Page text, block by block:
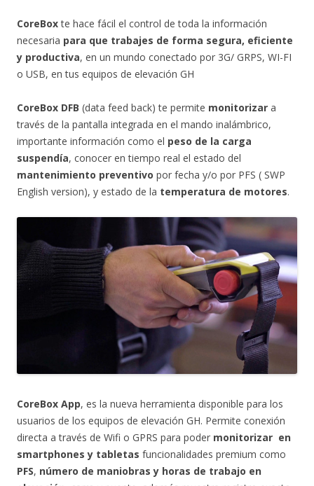
CoreBoxte hace fácil el control de toda la información
necesaria para que trabajes de forma segura, eficiente
y productiva, en un mundo conectado por 3G/ GRPS, WI-FI
o USB, en tus equipos de elevación GH
CoreBox DFB (data feed back) te permite monitorizar a
través de la pantalla integrada en el mando inalámbrico,
importante información como el peso de la carga
suspendía, conocer en tiempo real el estado del
mantenimiento preventivo por fecha y/o por PFS ( SWP
English version), y estado de la temperatura de motores.
CoreBox App, es la nueva herramienta disponible para los
usuarios de los equipos de elevación GH. Permite conexión
directa a través de Wifi o GPRS para poder monitorizar en
smartphones y tabletas funcionalidades premium como
PFS, número de maniobras y horas de trabajo en